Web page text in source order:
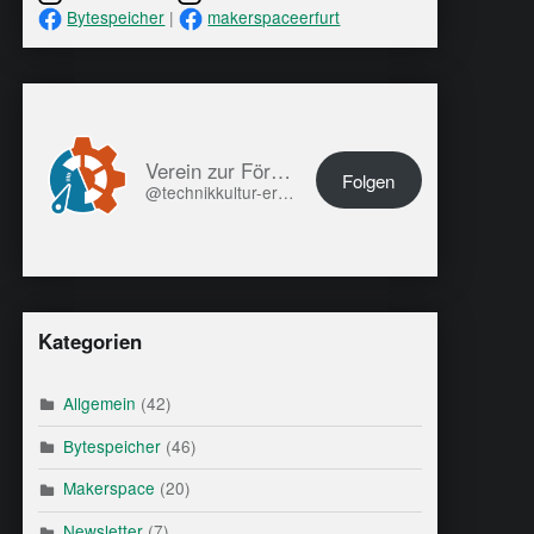
Bytespeicher | makerspaceerfurt
Verein zur Förderung von Technikkultur in Erfurt e.V.
@technikkultur-erfurt.de@technikkultur-erfurt.de Folgen
Kategorien
Allgemein (42)
Bytespeicher (46)
Makerspace (20)